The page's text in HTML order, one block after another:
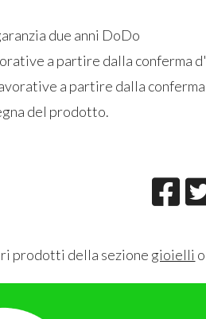
due anni DoDo
a partire dalla conferma
a partire dalla
del prodotto.
prodotti della sezione gioielli